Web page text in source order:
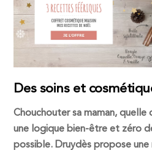
Des soins et
Chouchouter sa maman,
une logique bien-être et zéro
possible. Druydès propose